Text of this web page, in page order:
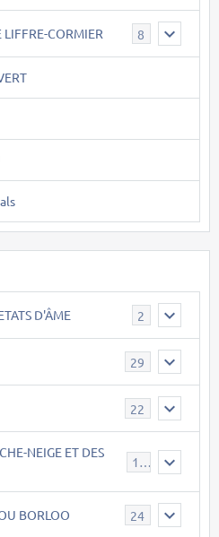
LIFFRE-CORMIER 8
D'ÂME 2
29
22
NEIGE ET DES
17
BORLOO 24